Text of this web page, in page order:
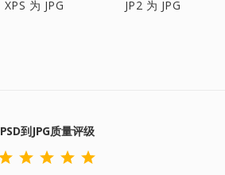
XPS 为 JPG JP2 为 JPG
PSD到JPG质量评级